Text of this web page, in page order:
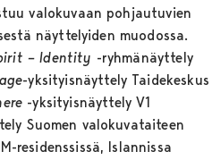
valokuvaan pohjautuvien
näyttelyiden muodossa.
–Identity -ryhmänäyttely
-yksityisnäyttely Taidekeskus
-yksityisnäyttely V1
Suomen valokuvataiteen
residenssissä, Islannissa